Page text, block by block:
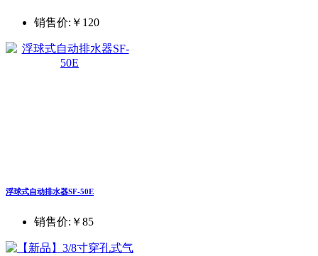
销售价: ￥120
浮球式自动排水器SF-50E
销售价: ￥85